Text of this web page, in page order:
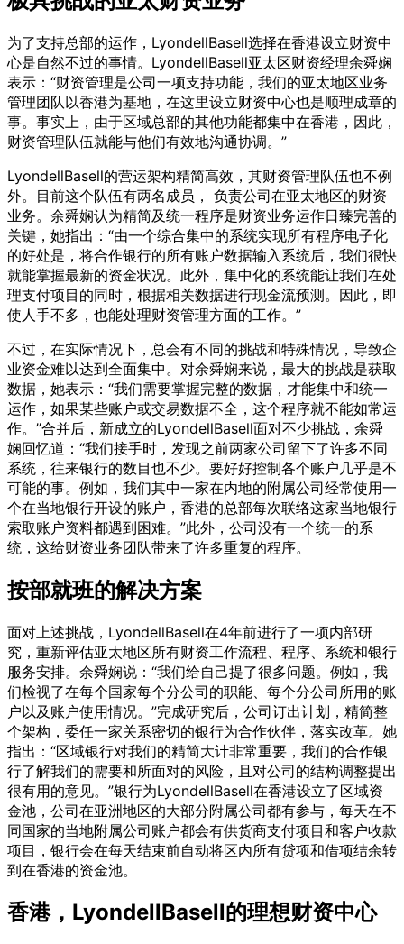
为了支持总部的运作，LyondellBasell选择在香港设立财资中
心是自然不过的事情。LyondellBasell亚太区财资经理余舜娴
表示：“财资管理是公司一项支持功能，我们的亚太地区业务
管理团队以香港为基地，在这里设立财资中心也是顺理成章的
事。事实上，由于区域总部的其他功能都集中在香港，因此，
财资管理队伍就能与他们有效地沟通协调。”
LyondellBasell的营运架构精简高效，其财资管理队伍也不例
外。目前这个队伍有两名成员， 负责公司在亚太地区的财资
业务。余舜娴认为精简及统一程序是财资业务运作日臻完善的
关键，她指出：“由一个综合集中的系统实现所有程序电子化
的好处是，将合作银行的所有账户数据输入系统后，我们很快
就能掌握最新的资金状况。此外，集中化的系统能让我们在处
理支付项目的同时，根据相关数据进行现金流预测。因此，即
使人手不多，也能处理财资管理方面的工作。”
不过，在实际情况下，总会有不同的挑战和特殊情况，导致企
业资金难以达到全面集中。对余舜娴来说，最大的挑战是获取
数据，她表示：“我们需要掌握完整的数据，才能集中和统一
运作，如果某些账户或交易数据不全，这个程序就不能如常运
作。”合并后，新成立的LyondellBasell面对不少挑战，余舜
娴回忆道：“我们接手时，发现之前两家公司留下了许多不同
系统，往来银行的数目也不少。要好好控制各个账户几乎是不
可能的事。例如，我们其中一家在内地的附属公司经常使用一
个在当地银行开设的账户，香港的总部每次联络这家当地银行
索取账户资料都遇到困难。”此外，公司没有一个统一的系
统，这给财资业务团队带来了许多重复的程序。
按部就班的解决方案
面对上述挑战，LyondellBasell在4年前进行了一项内部研
究，重新评估亚太地区所有财资工作流程、程序、系统和银行
服务安排。余舜娴说：“我们给自己提了很多问题。例如，我
们检视了在每个国家每个分公司的职能、每个分公司所用的账
户以及账户使用情况。”完成研究后，公司订出计划，精简整
个架构，委任一家关系密切的银行为合作伙伴，落实改革。她
指出：“区域银行对我们的精简大计非常重要，我们的合作银
行了解我们的需要和所面对的风险，且对公司的结构调整提出
很有用的意见。”银行为LyondellBasell在香港设立了区域资
金池，公司在亚洲地区的大部分附属公司都有参与，每天在不
同国家的当地附属公司账户都会有供货商支付项目和客户收款
项目，银行会在每天结束前自动将区内所有贷项和借项结余转
到在香港的资金池。
香港，LyondellBasell的理想财资中心